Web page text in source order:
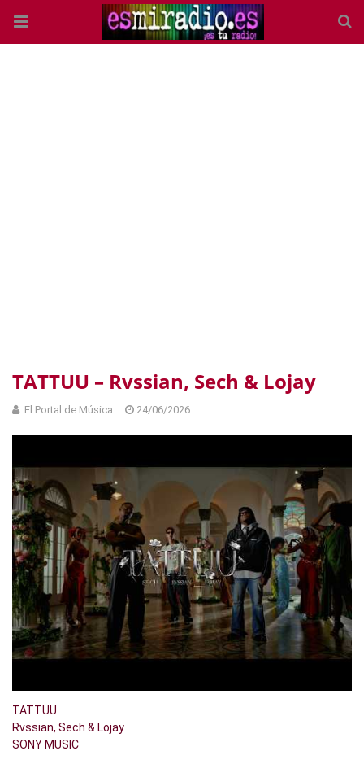
TATTUU – Rvssian, Sech & Lojay
El Portal de Música 24/06/2026
TATTUU
Rvssian, Sech & Lojay
SONY MUSIC